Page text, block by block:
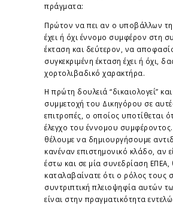
πράγματα:
Πρώτον να πει αν ο υποβάλλων
έχει ή όχι έννομο συμφέρον στη
έκταση και δεύτερον, να
συγκεκριμένη έκταση έχει ή όχι,
χορτολιβαδικό χαρακτήρα.
Η πρώτη δουλειά “δικαιολογεί”
συμμετοχή του Δικηγόρου σε
επιτροπές, ο οποίος υποτίθεται
έλεγχο του έννομου
θέλουμε να δημιουργήσουμε
κανέναν επιστημονικό κλάδο, αν
έστω και σε μία συνεδρίαση ΕΠΕΑ,
καταλαβαίνατε ότι ο ρόλος τους
συντριπτική πλειοψηφία αυτών
είναι στην πραγματικότητα